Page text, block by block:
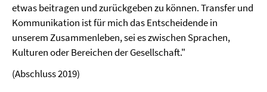
etwas beitragen und zurückgeben zu können. Transfer und
Kommunikation ist für mich das Entscheidende in
unserem Zusammenleben, sei es zwischen Sprachen,
Kulturen oder Bereichen der Gesellschaft."
(Abschluss 2019)